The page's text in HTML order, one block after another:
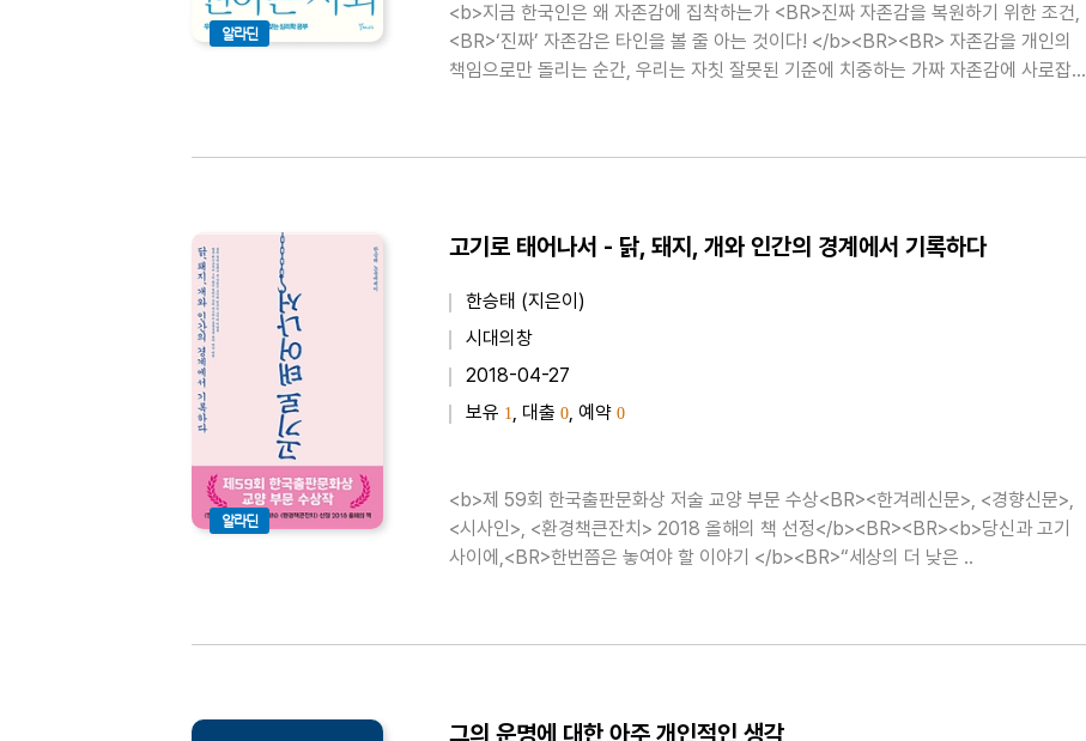
알라딘
<b>지금 한국인은 왜 자존감에 집착하는가 <BR>진짜 자존감을 복원하기 위한 조건,
<BR>‘진짜’ 자존감은 타인을 볼 줄 아는 것이다! </b><BR><BR> 자존감을 개인의
책임으로만 돌리는 순간, 우리는 자칫 잘못된 기준에 치중하는 가짜 자존감에 사로잡힐
알라딘
고기로 태어나서 - 닭, 돼지, 개와 인간의 경계에서 기록하다
한승태 (지은이)
시대의창
2018-04-27
보유 1, 대출 0, 예약 0
<b>제 59회 한국출판문화상 저술 교양 부문 수상<BR><한겨레신문>, <경향신문>,
<시사인>, <환경책큰잔치> 2018 올해의 책 선정</b><BR><BR><b>당신과 고기
사이에,<BR>한번쯤은 놓여야 할 이야기 </b><BR>“세상의 더 낮은 ..
그의 운명에 대한 아주 개인적인 생각